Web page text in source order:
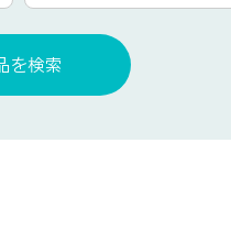
リ
一
を検索